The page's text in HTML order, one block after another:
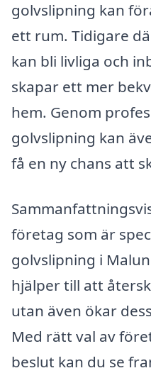
golvslipning kan
ett rum. Tidigare
kan bli livliga och
skapar ett mer
hem. Genom
golvslipning kan
få en ny chans att
företag som är
golvslipning i
hjälper till att
utan även ökar
Med rätt val av
beslut kan du se